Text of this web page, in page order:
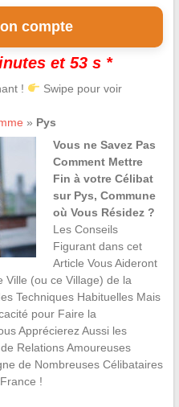
compte
et 53 s *
! Swipe pour voir
» Pys
Vous ne Savez Pas
Comment Mettre
Fin à votre Célibat
sur Pys, Commune
où Vous Résidez ?
Les Conseils
Figurant dans cet
Article Vous Aideront
Ville (ou ce Village) de la
Techniques Habituelles Mais
pour Faire la
Apprécierez Aussi les
Relations Amoureuses
de Nombreuses Célibataires
!